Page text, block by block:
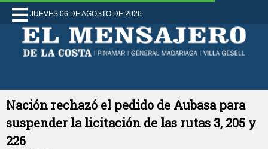
JUEVES 06 DE AGOSTO DE 2026
Nación rechazó el pedido de Aubasa para
suspender la licitación de las rutas 3, 205 y
226